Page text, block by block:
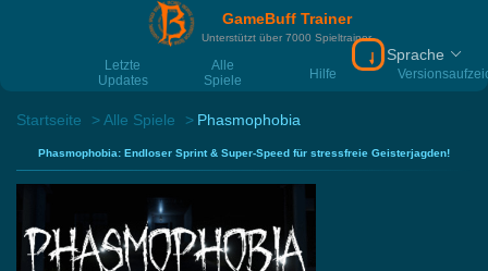
GameBuff Trainer
Unterstützt über 7000 Spieltrainer
Letzte
Updates
Alle
Spiele
Hilfe
Download
Sprache
Startseite Alle Spiele Phasmophobia
Phasmophobia: Endloser Sprint & Super-Speed für stressfreie Geisterjagden!